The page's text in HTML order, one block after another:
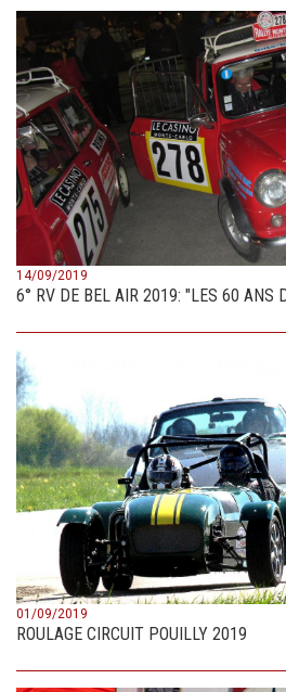
14/09/2019
6° RV DE BEL AIR 2019: "LES 60 ANS
01/09/2019
ROULAGE CIRCUIT POUILLY 2019